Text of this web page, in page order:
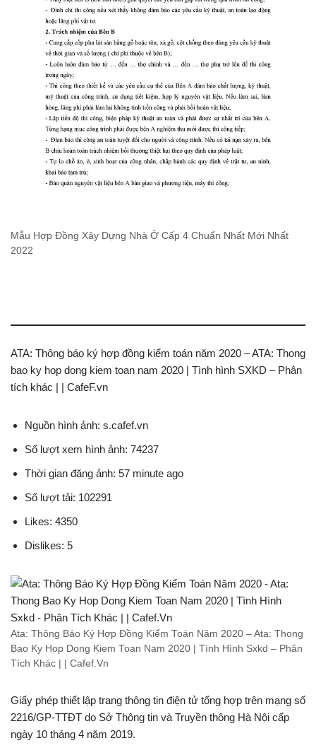
Mẫu Hợp Đồng Xây Dựng Nhà Ở Cấp 4 Chuẩn Nhất Mới Nhất
2022
ATA: Thông báo ký hợp đồng kiểm toán năm 2020 – ATA: Thong
bao ky hop dong kiem toan nam 2020 | Tình hình SXKD – Phân
tích khác | | CafeF.vn
Nguồn hình ảnh: s.cafef.vn
Số lượt xem hình ảnh: 74237
Thời gian đăng ảnh: 57 minute ago
Số lượt tải: 102291
Likes: 4350
Dislikes: 5
Ata: Thông Báo Ký Hợp Đồng Kiểm Toán Năm 2020 – Ata: Thong
Bao Ky Hop Dong Kiem Toan Nam 2020 | Tình Hình Sxkd – Phân
Tích Khác | | Cafef.Vn
Giấy phép thiết lập trang thông tin điện tử tổng hợp trên mạng số
2216/GP-TTĐT do Sở Thông tin và Truyền thông Hà Nội cấp
ngày 10 tháng 4 năm 2019.